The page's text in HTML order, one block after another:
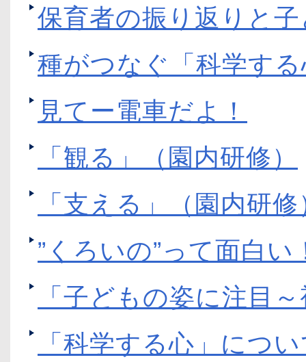
保育者の振り返りと
種がつなぐ「科学す
見てー電車だよ！
「観る」（園内研修）
「支える」（園内研修
”くろいの”って面白い
「子どもの姿に注目
「科学する心」につ